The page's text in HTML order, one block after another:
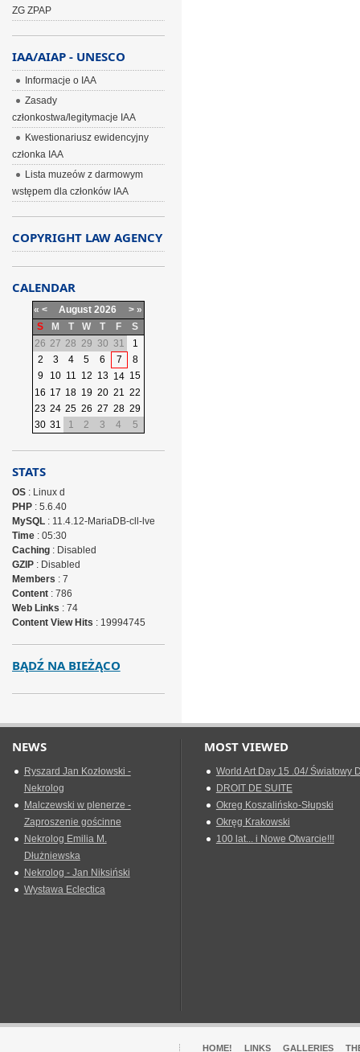
ZG ZPAP
IAA/AIAP - UNESCO
Informacje o IAA
Zasady
członkostwa/legitymacje IAA
Kwestionariusz ewidencyjny
członka IAA
Lista muzeów z darmowym
wstępem dla członków IAA
COPYRIGHT LAW AGENCY
CALENDAR
« < August 2026 > »
S
M T W T F
S
26 27 28 29 30 31
1
2
3 4 5 6 7
8
9
10 11 12 13 14 15
16 17 18 19 20 21 22
23 24 25 26 27 28 29
30 31 1 2 3 4 5
STATS
OS: Linux d
PHP: 5.6.40
MySQL: 11.4.12-MariaDB-cll-lve
Time: 05:30
Caching: Disabled
GZIP: Disabled
Members : 7
Content: 786
Web Links : 74
Content View Hits : 19994745
BĄDŹ NA BIEŻĄCO
NEWS
Ryszard Jan Kozłowski -
Nekrolog
Malczewski w plenerze -
Zaproszenie gościnne
Nekrolog Emilia M.
Dłużniewska
Nekrolog - Jan Niksiński
Wystawa Eclectica
MOST VIEWED
World Art Day 15 .04/ Światowy
DROIT DE SUITE
Okreg Koszalińsko-Słupski
Okręg Krakowski
100 lat... i Nowe Otwarcie!!!
HOME! LINKS GALLERIES